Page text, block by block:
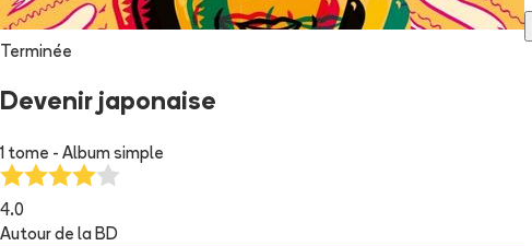
Terminée
Devenir japonaise
1 tome - Album simple
4.0
Autour de la BD